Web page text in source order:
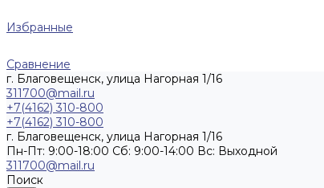
Избранные
Сравнение
г. Благовещенск, улица Нагорная 1/16
311700@mail.ru
+7(4162) 310-800
+7(4162) 310-800
г. Благовещенск, улица Нагорная 1/16
Пн-Пт: 9:00-18:00 Cб: 9:00-14:00 Вс: Выходной
311700@mail.ru
Поиск